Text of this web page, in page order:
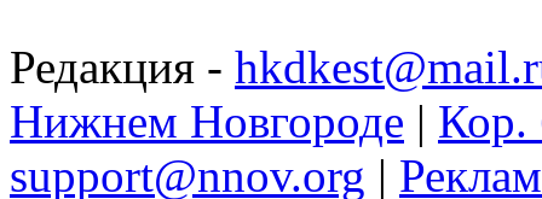
Редакция -
Нижнем Новгороде | Кор.
support@nnov.org |